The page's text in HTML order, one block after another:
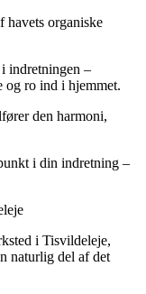
havets organiske
indretningen –
og ro ind i hjemmet.
den harmoni,
i din indretning –
i Tisvildeleje,
naturlig del af det